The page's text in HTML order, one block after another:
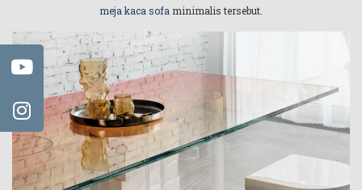
meja kaca sofa minimalis tersebut.